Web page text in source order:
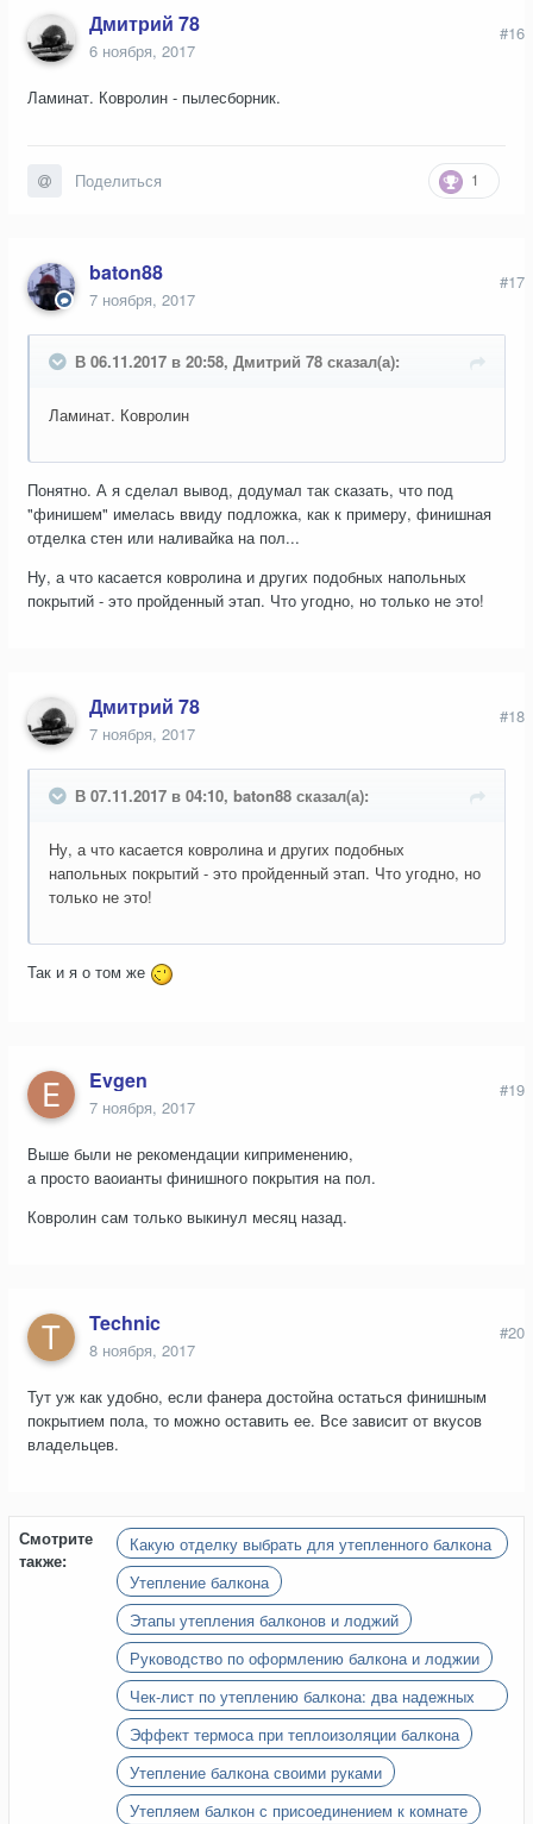
Дмитрий 78
6 ноября, 2017
#16
Ламинат. Ковролин - пылесборник.
1
Поделиться
baton88
7 ноября, 2017
#17
В 06.11.2017 в 20:58, Дмитрий 78 сказал(а):
Ламинат. Ковролин
Понятно. А я сделал вывод, додумал так сказать, что под
"финишем" имелась ввиду подложка, как к примеру, финишная
отделка стен или наливайка на пол...
Ну, а что касается ковролина и других подобных напольных
покрытий - это пройденный этап. Что угодно, но только не это!
Дмитрий 78
7 ноября, 2017
#18
В 07.11.2017 в 04:10, baton88 сказал(а):
Ну, а что касается ковролина и других подобных
напольных покрытий - это пройденный этап. Что угодно, но
только не это!
Так и я о том же
Evgen
7 ноября, 2017
#19
Выше были не рекомендации киприменению,
а просто ваоианты финишного покрытия на пол.
Ковролин сам только выкинул месяц назад.
Technic
8 ноября, 2017
#20
Тут уж как удобно, если фанера достойна остаться финишным
покрытием пола, то можно оставить ее. Все зависит от вкусов
владельцев.
Смотрите
также:
Какую отделку выбрать для утепленного балкона
с обрешеткой?
Утепление балкона
Этапы утепления балконов и лоджий
Руководство по оформлению балкона и лоджии
Чек-лист по утеплению балкона: два надежных
варианта
Эффект термоса при теплоизоляции балкона
Утепление балкона своими руками
Утепляем балкон с присоединением к комнате